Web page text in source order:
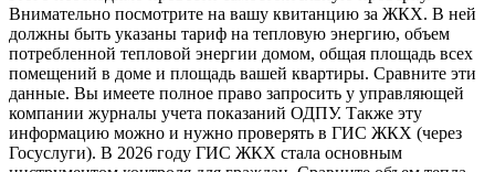
Внимательно посмотрите на вашу квитанцию за ЖКХ. В ней
должны быть указаны тариф на тепловую энергию, объем
потребленной тепловой энергии домом, общая площадь всех
помещений в доме и площадь вашей квартиры. Сравните эти
данные. Вы имеете полное право запросить у управляющей
компании журналы учета показаний ОДПУ. Также эту
информацию можно и нужно проверять в ГИС ЖКХ (через
Госуслуги). В 2026 году ГИС ЖКХ стала основным